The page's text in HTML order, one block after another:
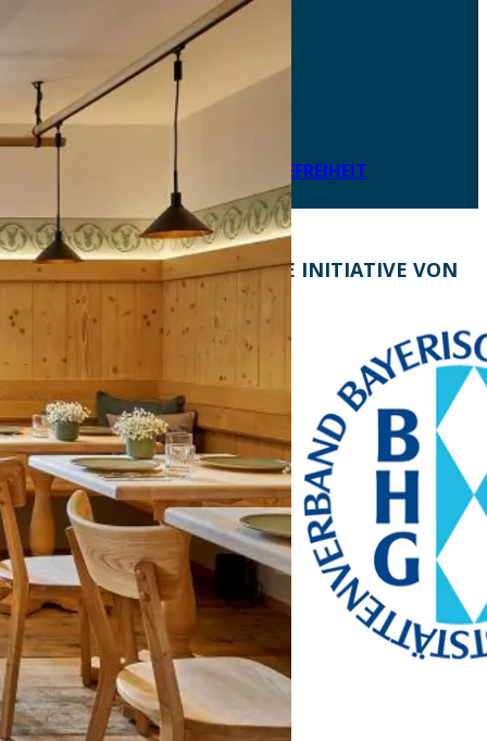
DOWNLOADS
DATENSCHUTZ
IMPRESSUM
ERKLÄRUNG ZUR BARRIEREFREIHEIT
KONTAKT EINE INITIATIVE VON
Bayern Tourist Gmbh
(BTG)
Prinz-Ludwig-Palais
Türkenstraße 7
80333 München
Telefon: +49 89 28760-
117
Fax: +49 89 28760-121
bayerischekueche@btg-
service.de
www.btg-service.de